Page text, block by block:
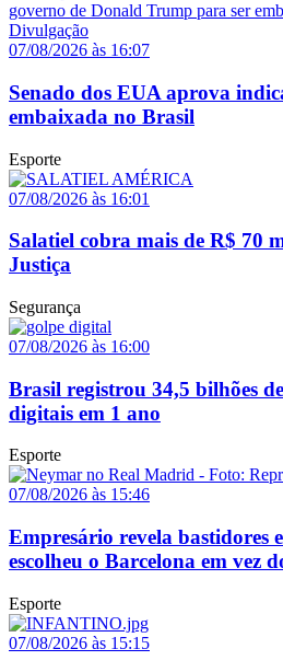
07/08/2026 às 16:07
Senado dos EUA aprova
embaixada no Brasil
Esporte
07/08/2026 às 16:01
Salatiel cobra mais de R$ 70
Justiça
Segurança
07/08/2026 às 16:00
Brasil registrou 34,5 bilhões
digitais em 1 ano
Esporte
07/08/2026 às 15:46
Empresário revela bastidores
escolheu o Barcelona em vez
Esporte
07/08/2026 às 15:15